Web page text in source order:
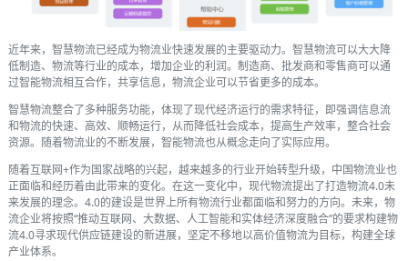
近年来，智慧物流已经成为物流业快速发展的主要驱动力。智慧物流可以大大降
低制造、物流等行业的成本，增加企业的利润。制造商、批发商和零售商可以通
过智能物流相互合作，共享信息，物流企业可以节省更多的成本。
智慧物流整合了多种服务功能，体现了现代经济运行的需求特征，即强调信息流
和物流的快速、高效、顺畅运行，从而降低社会成本，提高生产效率，整合社会
资源。随着物流业的不断发展，智能物流也从概念走向了实际应用。
随着互联网+作为国家战略的兴起，越来越多的行业开始转型升级，中国物流业也
正面临和经历着由此带来的变化。在这一变化中，现代物流提出了打造物流4.0未
来发展的理念。4.0的建设是世界上所有物流行业都面临和努力的方向。未来，物
流企业将按照“推动互联网、大数据、人工智能和实体经济深度融合”的要求构建物
流4.0寻求现代供应链建设的新进展，坚定不移地以高价值物流为目标，构建全球
产业体系。